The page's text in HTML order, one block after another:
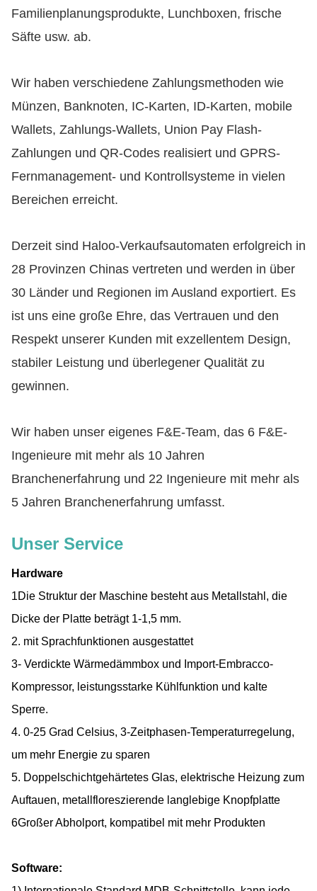
Familienplanungsprodukte, Lunchboxen, frische
Säfte usw. ab.
Wir haben verschiedene Zahlungsmethoden wie
Münzen, Banknoten, IC-Karten, ID-Karten, mobile
Wallets, Zahlungs-Wallets, Union Pay Flash-
Zahlungen und QR-Codes realisiert und GPRS-
Fernmanagement- und Kontrollsysteme in vielen
Bereichen erreicht.
Derzeit sind Haloo-Verkaufsautomaten erfolgreich in
28 Provinzen Chinas vertreten und werden in über
30 Länder und Regionen im Ausland exportiert. Es
ist uns eine große Ehre, das Vertrauen und den
Respekt unserer Kunden mit exzellentem Design,
stabiler Leistung und überlegener Qualität zu
gewinnen.
Wir haben unser eigenes F&E-Team, das 6 F&E-
Ingenieure mit mehr als 10 Jahren
Branchenerfahrung und 22 Ingenieure mit mehr als
5 Jahren Branchenerfahrung umfasst.
Unser Service
Hardware
1Die Struktur der Maschine besteht aus Metallstahl, die
Dicke der Platte beträgt 1-1,5 mm.
2. mit Sprachfunktionen ausgestattet
3- Verdickte Wärmedämmbox und Import-Embracco-
Kompressor, leistungsstarke Kühlfunktion und kalte
Sperre.
4. 0-25 Grad Celsius, 3-Zeitphasen-Temperaturregelung,
um mehr Energie zu sparen
5. Doppelschichtgehärtetes Glas, elektrische Heizung zum
Auftauen, metallfloreszierende langlebige Knopfplatte
6Großer Abholport, kompatibel mit mehr Produkten
Software: